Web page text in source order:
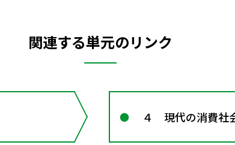
関連する単元のリンク
４ 現代の消費社